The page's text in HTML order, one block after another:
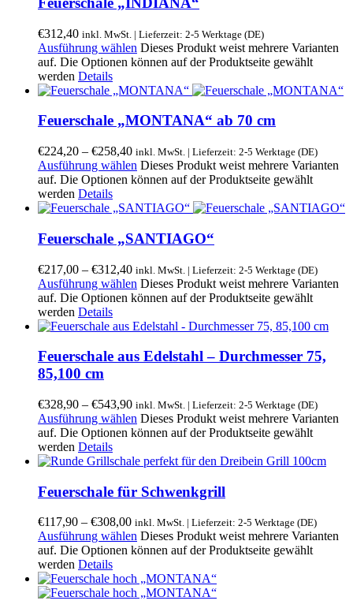
€312,40 inkl. MwSt. | Lieferzeit: 2-5 Werktage (DE)
Ausführung wählen Dieses Produkt weist mehrere Varianten
auf. Die Optionen können auf der Produktseite gewählt
werden Details
Feuerschale „MONTANA“ ab 70 cm
€224,20 – €258,40 inkl. MwSt. | Lieferzeit: 2-5 Werktage (DE)
Ausführung wählen Dieses Produkt weist mehrere Varianten
auf. Die Optionen können auf der Produktseite gewählt
werden Details
Feuerschale „SANTIAGO“
€217,00 – €312,40 inkl. MwSt. | Lieferzeit: 2-5 Werktage (DE)
Ausführung wählen Dieses Produkt weist mehrere Varianten
auf. Die Optionen können auf der Produktseite gewählt
werden Details
Feuerschale aus Edelstahl – Durchmesser 75,
85,100 cm
€328,90 – €543,90 inkl. MwSt. | Lieferzeit: 2-5 Werktage (DE)
Ausführung wählen Dieses Produkt weist mehrere Varianten
auf. Die Optionen können auf der Produktseite gewählt
werden Details
Feuerschale für Schwenkgrill
€117,90 – €308,00 inkl. MwSt. | Lieferzeit: 2-5 Werktage (DE)
Ausführung wählen Dieses Produkt weist mehrere Varianten
auf. Die Optionen können auf der Produktseite gewählt
werden Details